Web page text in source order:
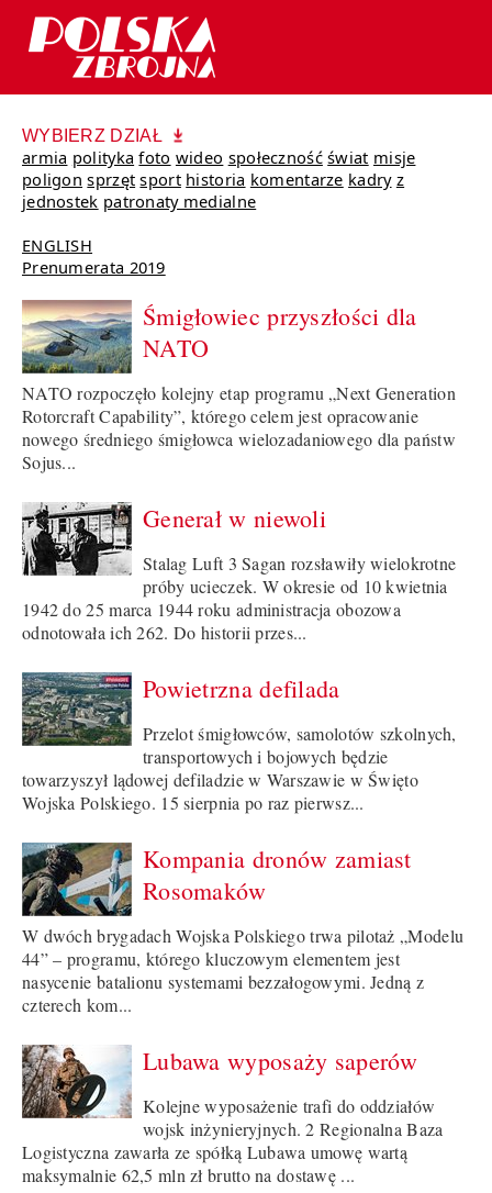
WYBIERZ DZIAŁ
armia polityka foto wideo społeczność świat misje
poligon sprzęt sport historia komentarze kadry z
jednostek patronaty medialne
ENGLISH
Prenumerata 2019
Śmigłowiec przyszłości dla
NATO
NATO rozpoczęło kolejny etap programu „Next Generation
Rotorcraft Capability”, którego celem jest opracowanie
nowego średniego śmigłowca wielozadaniowego dla państw
Sojus...
Generał w niewoli
Stalag Luft 3 Sagan rozsławiły wielokrotne
próby ucieczek. W okresie od 10 kwietnia
1942 do 25 marca 1944 roku administracja obozowa
odnotowała ich 262. Do historii przes...
Powietrzna defilada
Przelot śmigłowców, samolotów szkolnych,
transportowych i bojowych będzie
towarzyszył lądowej defiladzie w Warszawie w Święto
Wojska Polskiego. 15 sierpnia po raz pierwsz...
Kompania dronów zamiast
Rosomaków
W dwóch brygadach Wojska Polskiego trwa pilotaż „Modelu
44” – programu, którego kluczowym elementem jest
nasycenie batalionu systemami bezzałogowymi. Jedną z
czterech kom...
Lubawa wyposaży saperów
Kolejne wyposażenie trafi do oddziałów
wojsk inżynieryjnych. 2 Regionalna Baza
Logistyczna zawarła ze spółką Lubawa umowę wartą
maksymalnie 62,5 mln zł brutto na dostawę ...